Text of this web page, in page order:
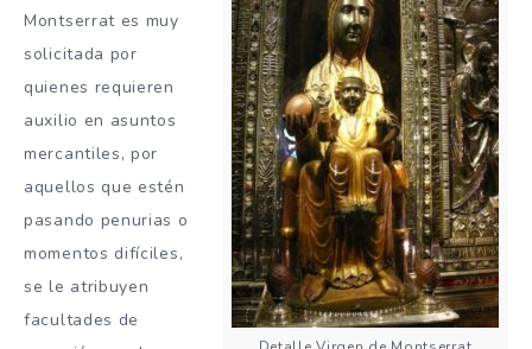
Montserrat es muy
solicitada por
quienes requieren
auxilio en asuntos
mercantiles, por
aquellos que estén
pasando penurias o
momentos difíciles,
se le atribuyen
facultades de